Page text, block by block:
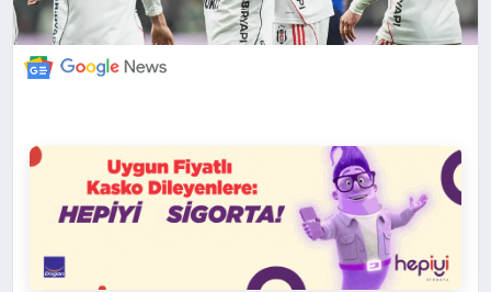
İLETIŞIM